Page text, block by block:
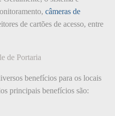
câmeras de
de cartões de acesso, entre
de Portaria
benefícios para os locais
principais benefícios são: